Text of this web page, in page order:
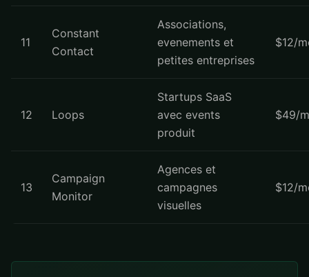
11
Constant
Contact
Associations,
evenements et
petites entreprises
$12/
12 Loops
Startups SaaS
avec events
produit
$49/
13
Campaign
Monitor
Agences et
campagnes
visuelles
$12/